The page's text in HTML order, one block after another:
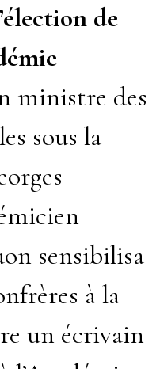
de
ministre des
sous la
sensibilisa
à la
un écrivain